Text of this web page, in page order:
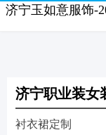
济宁玉如意服饰-
济宁职业装女
衬衣裙定制